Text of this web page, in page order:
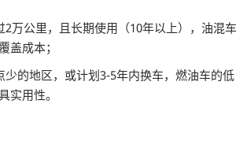
2万公里，且长期使用（10年以上），油混车
盖成本；
少的地区，或计划3-5年内换车，燃油车的低
实用性。